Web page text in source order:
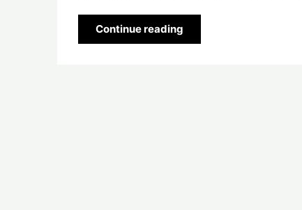
Continue reading